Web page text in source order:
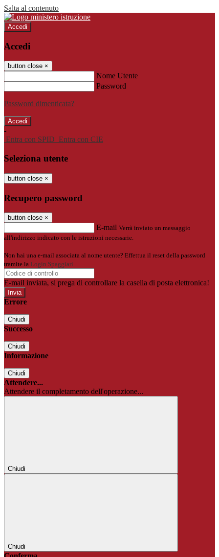
Salta al contenuto
Accedi
Accedi
button close ×
Nome Utente
Password
Password dimenticata?
-
Entra con SPID Entra con CIE
Seleziona utente
button close ×
Recupero password
button close ×
E-mail Verrà inviato un messaggio
all'indirizzo indicato con le istruzioni necessarie.
Non hai una e-mail associata al nome utente? Effettua il reset della password
tramite la Login Spaggiari
E-mail inviata, si prega di controllare la casella di posta elettronica!
Errore
Chiudi
Successo
Chiudi
Informazione
Chiudi
Attendere...
Attendere il completamento dell'operazione...
Chiudi
Chiudi